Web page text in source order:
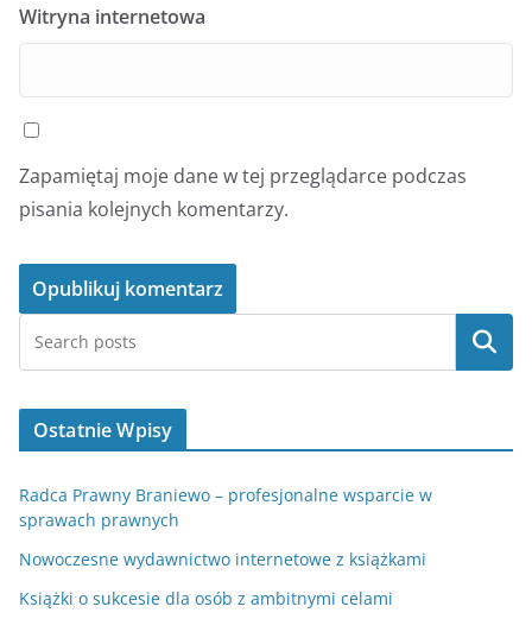
Witryna internetowa
Zapamiętaj moje dane w tej przeglądarce podczas
pisania kolejnych komentarzy.
Szukaj
Ostatnie Wpisy
Radca Prawny Braniewo – profesjonalne wsparcie w
sprawach prawnych
Nowoczesne wydawnictwo internetowe z książkami
Książki o sukcesie dla osób z ambitnymi celami